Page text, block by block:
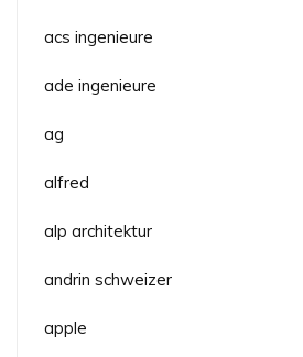
acs ingenieure
ade ingenieure
ag
alfred
alp architektur
andrin schweizer
apple